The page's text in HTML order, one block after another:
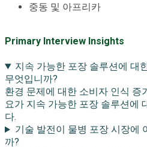
중동 및 아프리카
Primary Interview Insights
지속 가능한 포장 솔루션에 대
무엇입니까?
환경 문제에 대한 소비자 인식 증
요가 지속 가능한 포장 솔루션에
다.
기술 발전이 물병 포장 시장에
까?